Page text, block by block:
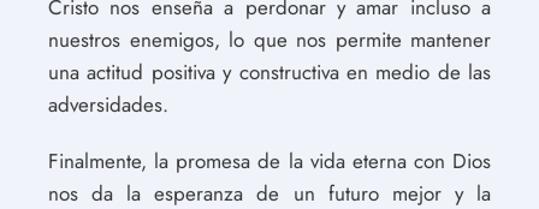
Cristo nos enseña a perdonar y amar incluso a
nuestros enemigos, lo que nos permite mantener
una actitud positiva y constructiva en medio de las
adversidades.
Finalmente, la promesa de la vida eterna con Dios
nos da la esperanza de un futuro mejor y la